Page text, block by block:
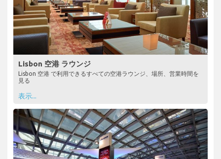
Lisbon 空港 ラウンジ
Lisbon 空港 で利用できるすべての空港ラウンジ、場所、営業時間を
見る
表示...